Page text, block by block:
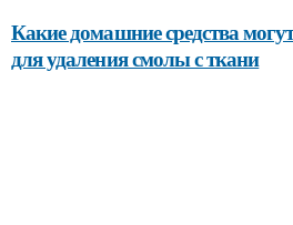
Какие домашние средства
для удаления смолы с ткани